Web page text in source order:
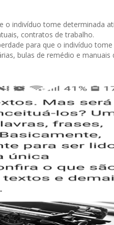
o indivíduo tome determinada
contratos de trabalho.
para que o indivíduo
bulas de remédio e manuais